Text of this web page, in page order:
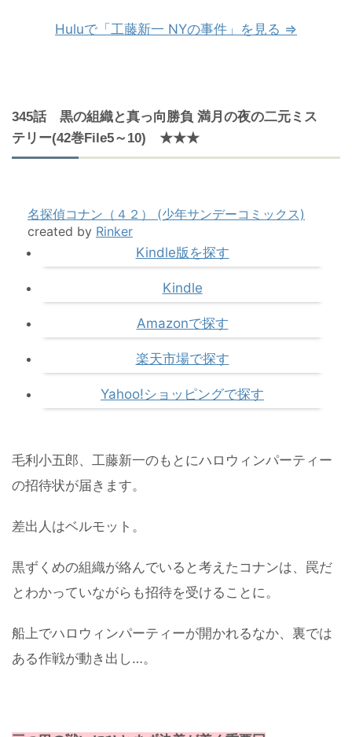
Huluで「工藤新一 NYの事件」を見る ⇒
345話 黒の組織と真っ向勝負 満月の夜の二元ミス
テリー(42巻File5～10) ★★★
名探偵コナン（４２） (少年サンデーコミックス)
created by Rinker
Kindle版を探す
Kindle
Amazonで探す
楽天市場で探す
Yahoo!ショッピングで探す
毛利小五郎、工藤新一のもとにハロウィンパーティー
の招待状が届きます。
差出人はベルモット。
黒ずくめの組織が絡んでいると考えたコナンは、罠だ
とわかっていながらも招待を受けることに。
船上でハロウィンパーティーが開かれるなか、裏では
ある作戦が動き出し…。